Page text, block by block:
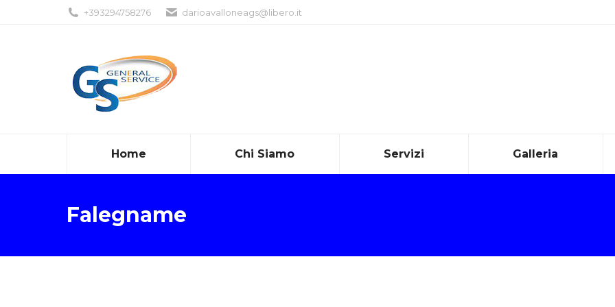
+393294758276 darioavalloneags@libero.it
Home Chi Siamo Servizi Galleria
Falegname